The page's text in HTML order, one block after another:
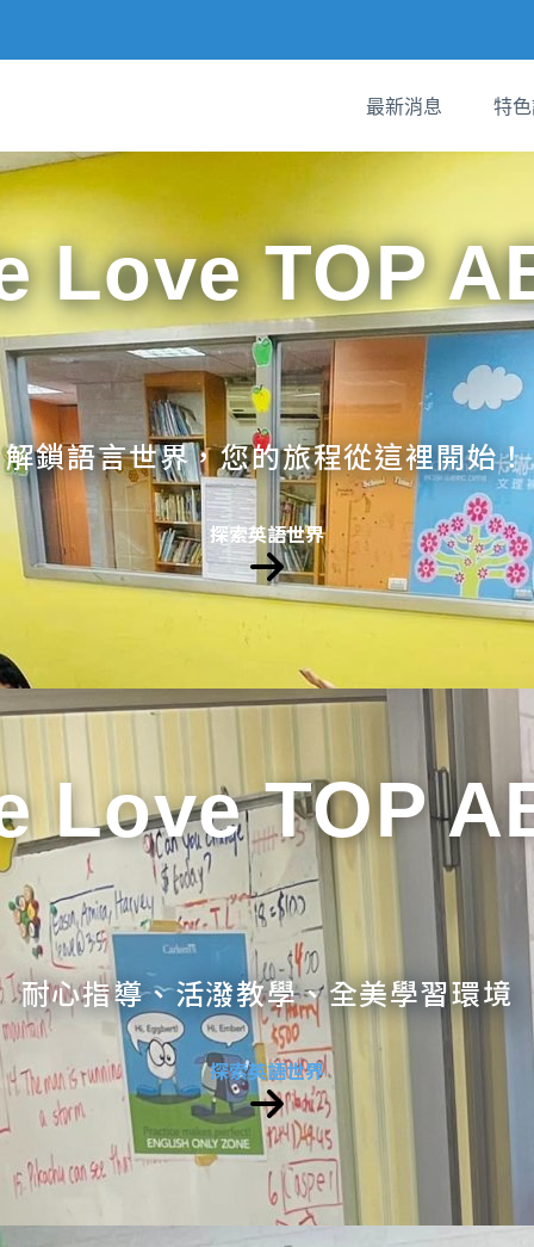
最新消息 特
Love TOP
解鎖語言世界，您的旅程從這裡開始！
探索英語世界
Love TOP
耐心指導、活潑教學、全美學習環境
探索英語世界